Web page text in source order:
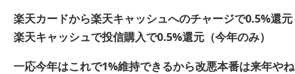
楽天カードから楽天キャッシュへのチャージで0.5%還元
楽天キャッシュで投信購入で0.5%還元（今年のみ）
一応今年はこれで1%維持できるから改悪本番は来年やね